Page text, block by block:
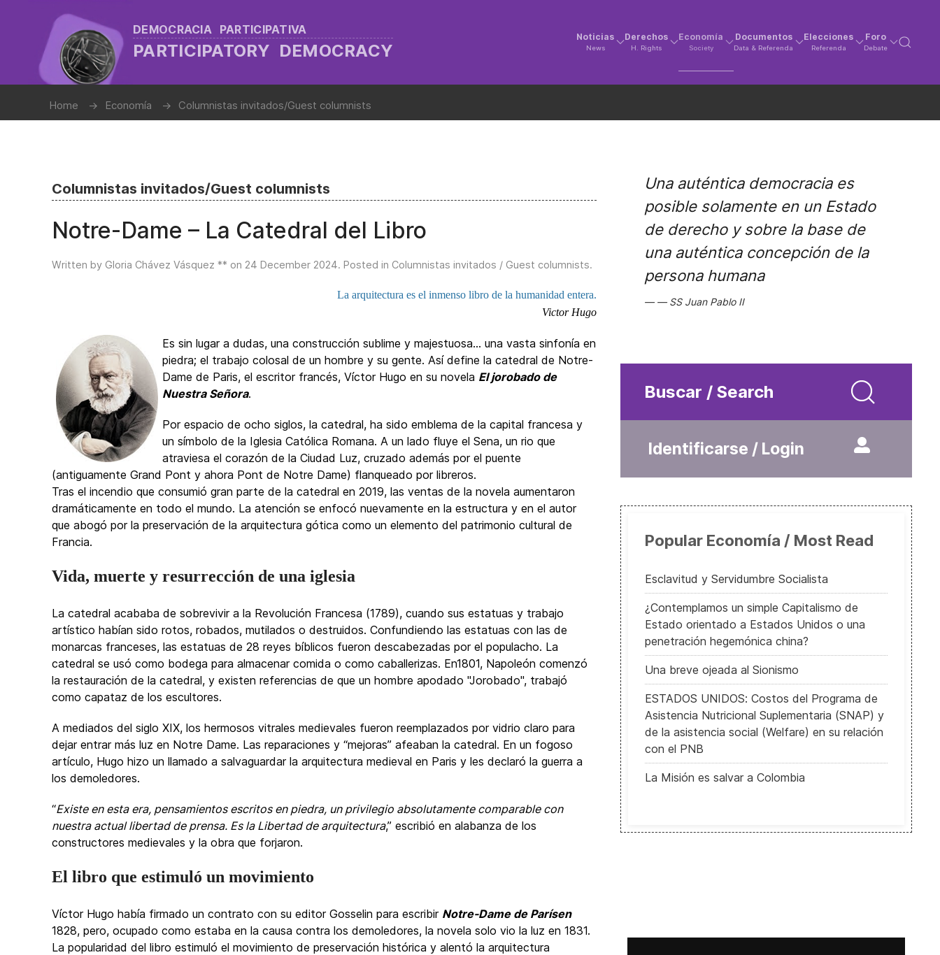
DEMOCRACIA PARTICIPATIVA
PARTICIPATORY DEMOCRACY
Noticias
News
Derechos
H. Rights
Economía
Society
Documentos
Data & Referenda
Elecciones
Referenda
Foro
Debate
Home Economía Columnistas invitados/Guest columnists
Columnistas invitados/Guest columnists
Notre-Dame – La Catedral del Libro
Written by Gloria Chávez Vásquez ** on 24 December 2024. Posted in Columnistas invitados / Guest columnists.
La arquitectura es el inmenso libro de la humanidad entera.
Victor Hugo
Es sin lugar a dudas, una construcción sublime y majestuosa… una vasta sinfonía en
piedra; el trabajo colosal de un hombre y su gente. Así define la catedral de Notre-
Dame de Paris, el escritor francés, Víctor Hugo en su novela El jorobado de
Nuestra Señora.
Por espacio de ocho siglos, la catedral, ha sido emblema de la capital francesa y
un símbolo de la Iglesia Católica Romana. A un lado fluye el Sena, un rio que
atraviesa el corazón de la Ciudad Luz, cruzado además por el puente
(antiguamente Grand Pont y ahora Pont de Notre Dame) flanqueado por libreros.
Tras el incendio que consumió gran parte de la catedral en 2019, las ventas de la novela aumentaron
dramáticamente en todo el mundo. La atención se enfocó nuevamente en la estructura y en el autor
que abogó por la preservación de la arquitectura gótica como un elemento del patrimonio cultural de
Francia.
Vida, muerte y resurrección de una iglesia
La catedral acababa de sobrevivir a la Revolución Francesa (1789), cuando sus estatuas y trabajo
artístico habían sido rotos, robados, mutilados o destruidos. Confundiendo las estatuas con las de
monarcas franceses, las estatuas de 28 reyes bíblicos fueron descabezadas por el populacho. La
catedral se usó como bodega para almacenar comida o como caballerizas. En1801, Napoleón comenzó
la restauración de la catedral, y existen referencias de que un hombre apodado "Jorobado", trabajó
como capataz de los escultores.
A mediados del siglo XIX, los hermosos vitrales medievales fueron reemplazados por vidrio claro para
dejar entrar más luz en Notre Dame. Las reparaciones y “mejoras” afeaban la catedral. En un fogoso
artículo, Hugo hizo un llamado a salvaguardar la arquitectura medieval en Paris y les declaró la guerra a
los demoledores.
“Existe en esta era, pensamientos escritos en piedra, un privilegio absolutamente comparable con
nuestra actual libertad de prensa. Es la Libertad de arquitectura,” escribió en alabanza de los
constructores medievales y la obra que forjaron.
El libro que estimuló un movimiento
Víctor Hugo había firmado un contrato con su editor Gosselin para escribir Notre-Dame de Parísen
1828, pero, ocupado como estaba en la causa contra los demoledores, la novela solo vio la luz en 1831.
La popularidad del libro estimuló el movimiento de preservación histórica y alentó la arquitectura
Una auténtica democracia es
posible solamente en un Estado
de derecho y sobre la base de
una auténtica concepción de la
persona humana
SS Juan Pablo II
Buscar / Search
Identificarse / Login
Popular Economía / Most Read
Esclavitud y Servidumbre Socialista
¿Contemplamos un simple Capitalismo de
Estado orientado a Estados Unidos o una
penetración hegemónica china?
Una breve ojeada al Sionismo
ESTADOS UNIDOS: Costos del Programa de
Asistencia Nutricional Suplementaria (SNAP) y
de la asistencia social (Welfare) en su relación
con el PNB
La Misión es salvar a Colombia